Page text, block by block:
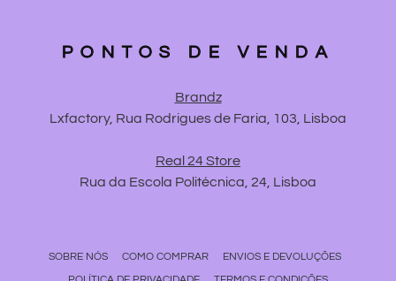
PONTOS DE VENDA
Brandz
Lxfactory, Rua Rodrigues de Faria, 103, Lisboa
Real 24 Store
Rua da Escola Politécnica, 24, Lisboa
SOBRE NÓS COMO COMPRAR
ENVIOS E DEVOLUÇÕES